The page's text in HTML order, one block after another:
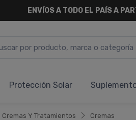
ENVÍOS A TODO EL PAÍS A
Protección Solar
Cremas Y Tratamientos Cremas